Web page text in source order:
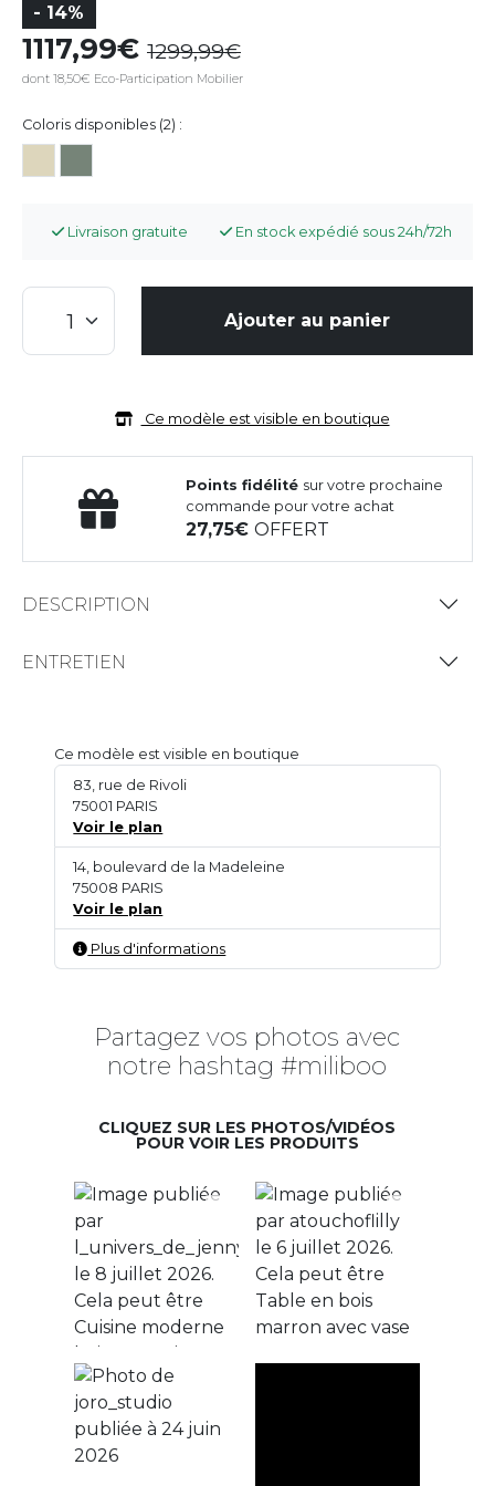
- 14%
1117,99 1299,99
dont 18,50€ Eco-Participation Mobilier
Coloris disponibles (2) :
Livraison gratuite En stock expédié sous 24h/72h
Ajouter au panier
Ce modèle est visible en boutique
Points fidélité sur votre prochaine
commande pour votre achat
27,75OFFERT
DESCRIPTION
ENTRETIEN
Ce modèle est visible en boutique
83, rue de Rivoli
75001 PARIS
Voir le plan
14, boulevard de la Madeleine
75008 PARIS
Voir le plan
Plus d'informations
Partagez vos photos avec
notre hashtag #miliboo
CLIQUEZ SUR LES PHOTOS/VIDÉOS
POUR VOIR LES PRODUITS